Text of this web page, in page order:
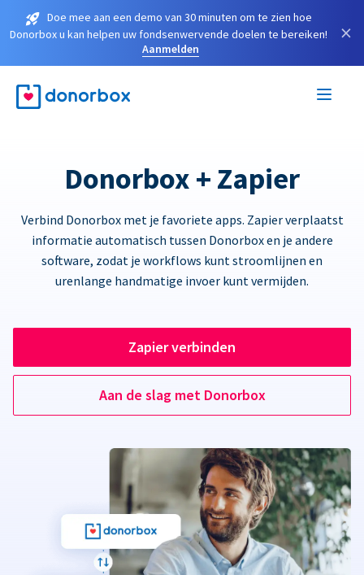
Doe mee aan een demo van 30 minuten om te zien hoe
Donorbox u kan helpen uw fondsenwervende doelen te bereiken!
Aanmelden
×
Donorbox + Zapier
Verbind Donorbox met je favoriete apps. Zapier verplaatst
informatie automatisch tussen Donorbox en je andere
software, zodat je workflows kunt stroomlijnen en
urenlange handmatige invoer kunt vermijden.
Zapier verbinden
Aan de slag met Donorbox